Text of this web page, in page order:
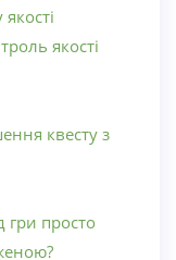
якості
квесту з
гри просто